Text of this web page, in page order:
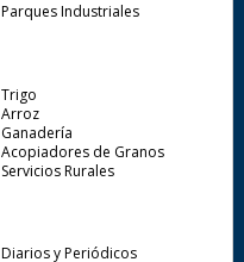
Parques Industriales
Trigo
Arroz
Ganadería
Acopiadores de Granos
Servicios Rurales
Diarios y Periódicos